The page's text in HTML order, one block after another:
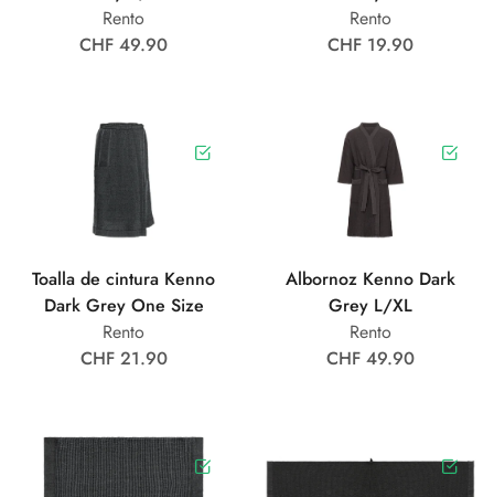
Rento
CHF 49.90
Rento
CHF 19.90
Toalla de cintura Kenno
Dark Grey One Size
Rento
CHF 21.90
Albornoz Kenno Dark
Grey L/XL
Rento
CHF 49.90